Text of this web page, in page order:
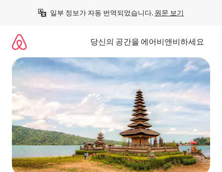
일부 정보가 자동 번역되었습니다. 원문 보기
당신의 공간을 에어비앤비하세요